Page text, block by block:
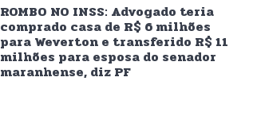
ROMBO NO INSS: Advogado teria
comprado casa de R$ 6 milhões
para Weverton e transferido R$ 11
milhões para esposa do senador
maranhense, diz PF